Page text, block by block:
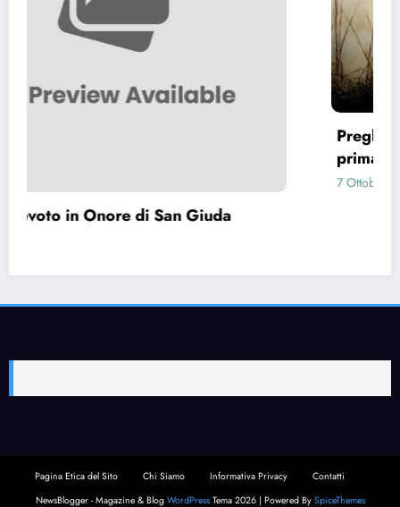
Preghiera per capire cosa fare
prima di prendere una decisione)